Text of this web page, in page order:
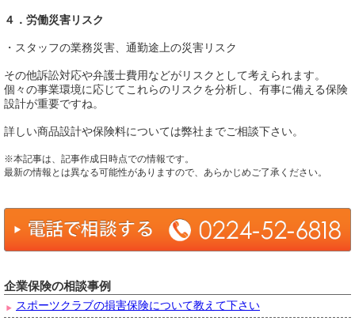
４．労働災害リスク
・スタッフの業務災害、通勤途上の災害リスク
その他訴訟対応や弁護士費用などがリスクとして考えられます。
個々の事業環境に応じてこれらのリスクを分析し、有事に備える保険
設計が重要ですね。
詳しい商品設計や保険料については弊社までご相談下さい。
※本記事は、記事作成日時点での情報です。
最新の情報とは異なる可能性がありますので、あらかじめご了承ください。
企業保険の相談事例
スポーツクラブの損害保険について教えて下さい